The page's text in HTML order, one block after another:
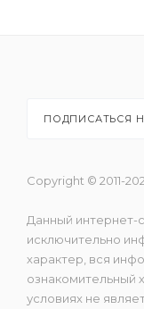
ПОДПИСАТЬСЯ
Copyright © 2011-
Данный интернет-
исключительно
характер, вся
ознакомительный
условиях не